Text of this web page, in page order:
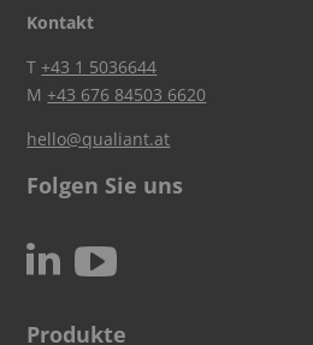
Kontakt
T+43 1 5036644
M+43 676 84503 6620
hello@qualiant.at
Folgen Sie uns
N c
Produkte